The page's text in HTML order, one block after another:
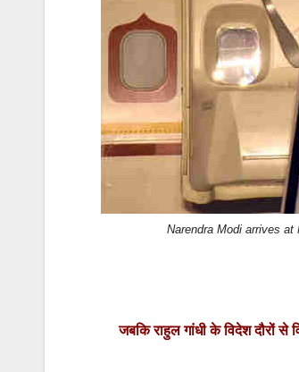
Narendra Modi arrives
जबकि राहुल गांधी के विदेश दौरों से